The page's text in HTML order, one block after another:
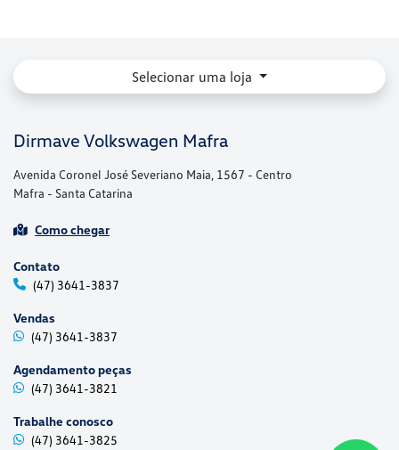
Selecionar uma loja
Dirmave Volkswagen Mafra
Avenida Coronel José Severiano Maia, 1567 - Centro
Mafra - Santa Catarina
Como chegar
Contato
(47) 3641-3837
Vendas
(47) 3641-3837
Agendamento peças
(47) 3641-3821
Trabalhe conosco
(47) 3641-3825